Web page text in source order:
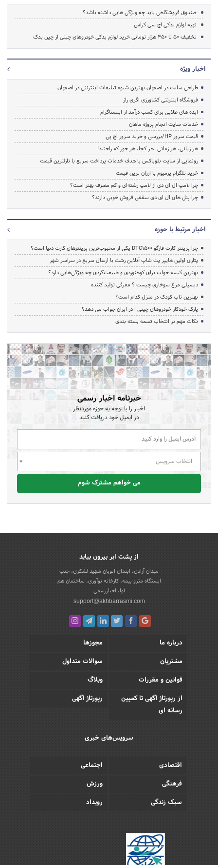
صندوق فروشگاهی باید چه ویژگی هایی داشته باشد؟
تهیه لوازم یدکی اچ سی کراس
تخفیف‌ 50 تا 350 هزار تومانی خرید لوازم یدکی خودروهای چینی از چین یدک
اخبار ویژه
طراحی سایت در اصفهان بهترین شیوه تبلیغات اینترنتی در اصفهان
فروشگاه اینترنتی کشاورزی اگری راز
ایده های طلایی برای کسب درآمد از اینستاگرام
خدمات سایت انجام پروژه ماهان
قیمت سرور HP/بررسی و خرید سرور اچ پی
هر زبانی، هر زمانی، هر کجا، هر جور که راحتید!
رونمایی از سایت بلوباکس با هدف خدمات پرداخت سریع با نازلترین قیمت
خرید تلگرام پرمیوم با ارزان ترین قیمت
چرا لامپ ال ای دی از لامپ رشته‌ای و کم مصرف بهتر است؟
چرا پنل های ال ای دی سقفی فروش خوبی دارند؟
اخبار مرتبط با حوزه
چرا پرینتر کارت فارگو DTC1500 یکی از محبوب‌ترین پرینترهای کارت دنیا است؟
پتاری اولین هایپر پت شاپ آنلاین رشت با ارسال سریع در سراسر شهر
بهترین کیسه خواب برای کوهنوردی و طبیعت‌گردی چه ویژگی‌هایی دارد؟
دیسپلی مرغ سوخاری چیست ؟ معرفی تولید کننده
بهترین تاب کودک در منزل کدام است؟
پارک خودکار خودروهای چینی | در ایران جواب می دهد؟
نکات مهم در انتخاب تسمه بسته بندی
خبرنامه اخبار رسمی
اخبار را با توجه به حوزه موردنظر
در ایمیل خود دریافت کنید
انتخاب سرویس
می خواهم مشترک شوم
از پشت ابر بیرون بیاید
میدان آزادی، ابتدای اتوبان شهید لشکری، جنب
ایستگاه مترو بیمه، کارخانه نوآوری، ساختمان هم
آوا، اخباررسمی
support@akhbarrasmi.com
درباره ما
مجوزها
مشتریان
سوالات متداول
قوانین و مقررات
وبلاگ
از رپورتاژ آگهی تا کمپین
رسانه ای
رپورتاژ آگهی
سرویس‌های خبری
اقتصادی
اجتماعی
فرهنگی
ورزش
سبک زندگی
رویداد